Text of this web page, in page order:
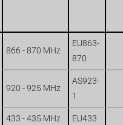
866 - 870 MHz
EU863-
870
920 - 925 MHz
AS923-
1
433 - 435 MHz EU433